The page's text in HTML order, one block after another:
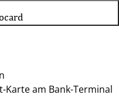
Karte am Bank-Terminal